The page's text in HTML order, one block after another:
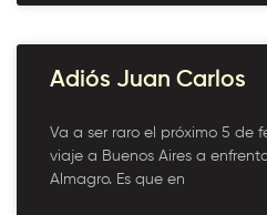
Adiós Juan Carlos
Va a ser raro el próximo 5 de
viaje a Buenos Aires a
Almagro. Es que en